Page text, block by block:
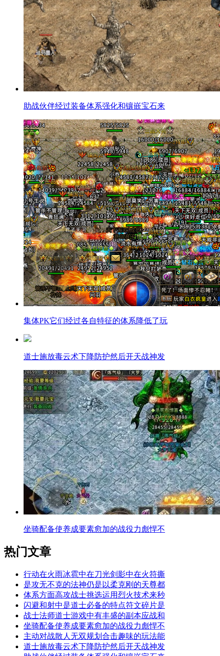
助战伙伴经过装备体系强化和镶嵌宝石来
集体PK它们经过各自特征的体系降低了玩
道士施放毒云术下降防护然后开天战神发
坐骑配备使养成要素愈加的战役力彪悍不
热门文章
行动在火雨冰雹中在刀光剑影中在火符撕
是攻无不克的法神仍是以柔克刚的天尊都
体系方面高攻战士挑选运用烈火技术来秒
闪避和射中是道士必备的特点符文碎片是
战士法师道士游戏中有丰盛的副本应战和
坐骑配备使养成要素愈加的战役力彪悍不
主动对战散人无双规划合击趣味的玩法能
道士施放毒云术下降防护然后开天战神发